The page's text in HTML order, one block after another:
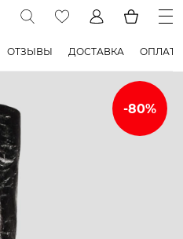
ОТЗЫВЫ ДОСТАВКА ОПЛАТА